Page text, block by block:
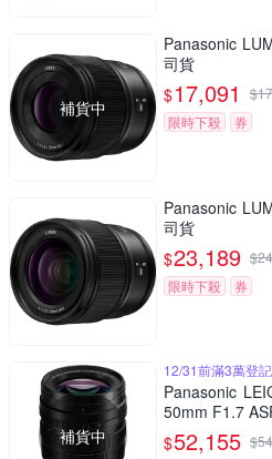
補貨中
Panasonic
司貨
$17,091 $
限時下殺
券
Panasonic
司貨
$23,189 $
限時下殺
券
補貨中
12/31前滿3萬登
Panasonic
50mm F1.7
$52,155 $